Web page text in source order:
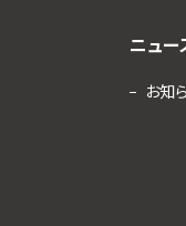
ニュー
お知